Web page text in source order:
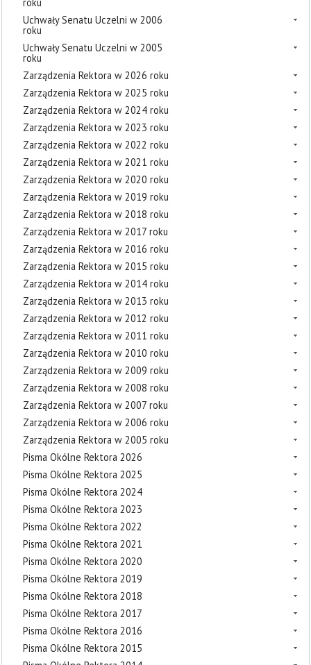
Uchwały Senatu Uczelni w 2006
roku
Uchwały Senatu Uczelni w 2005
roku
Zarządzenia Rektora w 2026 roku
Zarządzenia Rektora w 2025 roku
Zarządzenia Rektora w 2024 roku
Zarządzenia Rektora w 2023 roku
Zarządzenia Rektora w 2022 roku
Zarządzenia Rektora w 2021 roku
Zarządzenia Rektora w 2020 roku
Zarządzenia Rektora w 2019 roku
Zarządzenia Rektora w 2018 roku
Zarządzenia Rektora w 2017 roku
Zarządzenia Rektora w 2016 roku
Zarządzenia Rektora w 2015 roku
Zarządzenia Rektora w 2014 roku
Zarządzenia Rektora w 2013 roku
Zarządzenia Rektora w 2012 roku
Zarządzenia Rektora w 2011 roku
Zarządzenia Rektora w 2010 roku
Zarządzenia Rektora w 2009 roku
Zarządzenia Rektora w 2008 roku
Zarządzenia Rektora w 2007 roku
Zarządzenia Rektora w 2006 roku
Zarządzenia Rektora w 2005 roku
Pisma Okólne Rektora 2026
Pisma Okólne Rektora 2025
Pisma Okólne Rektora 2024
Pisma Okólne Rektora 2023
Pisma Okólne Rektora 2022
Pisma Okólne Rektora 2021
Pisma Okólne Rektora 2020
Pisma Okólne Rektora 2019
Pisma Okólne Rektora 2018
Pisma Okólne Rektora 2017
Pisma Okólne Rektora 2016
Pisma Okólne Rektora 2015